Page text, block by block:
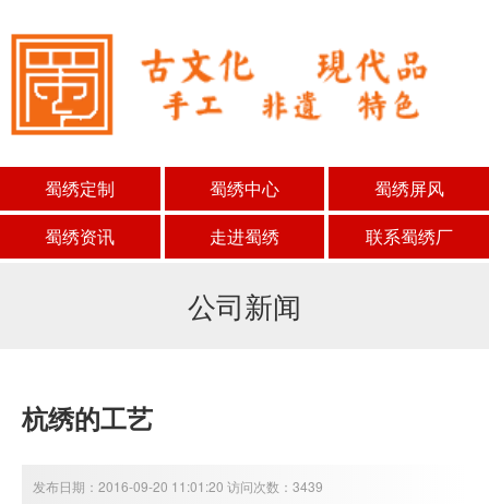
蜀绣定制 蜀绣中心
蜀绣屏风
蜀绣资讯
走进蜀绣 联系蜀绣厂
公司新闻
杭绣的工艺
发布日期：2016-09-20 11:01:20 访问次数：3439